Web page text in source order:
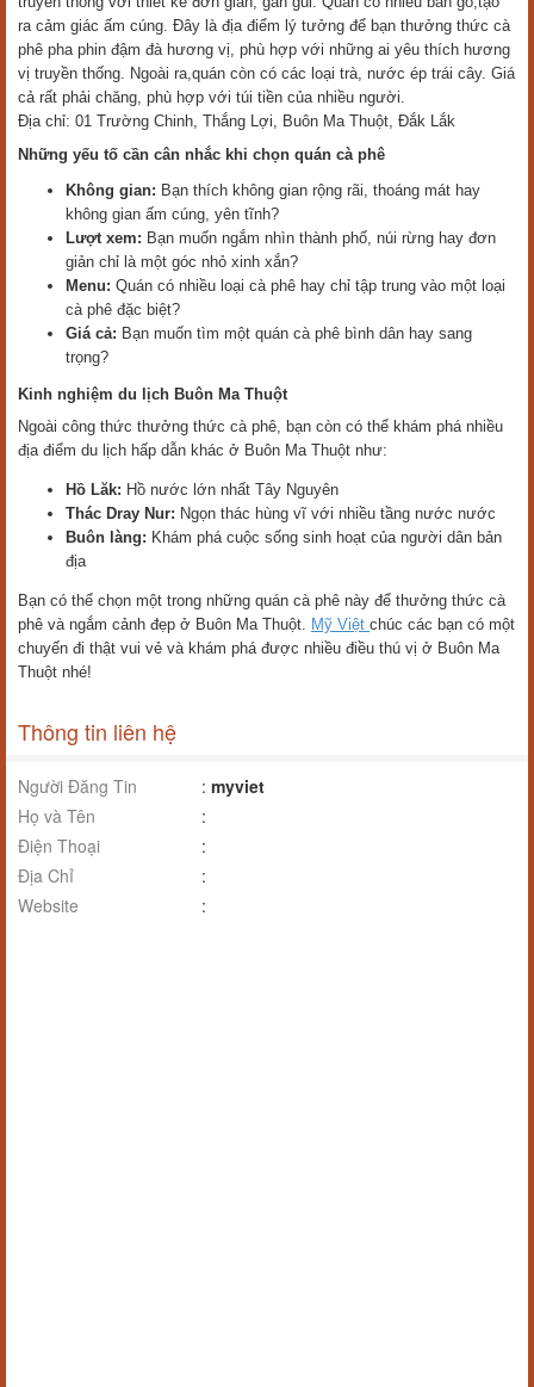
ra cảm giác ấm cúng. Đây là địa điểm lý tưởng để bạn thưởng thức cà
phê pha phin đậm đà hương vị, phù hợp với những ai yêu thích hương
vị truyền thống. Ngoài ra,quán còn có các loại trà, nước ép trái cây. Giá
cả rất phải chăng, phù hợp với túi tiền của nhiều người.
Địa chỉ: 01 Trường Chinh, Thắng Lợi, Buôn Ma Thuột, Đắk Lắk
Những yếu tố cần cân nhắc khi chọn quán cà phê
Không gian: Bạn thích không gian rộng rãi, thoáng mát hay
không gian ấm cúng, yên tĩnh?
Lượt xem: Bạn muốn ngắm nhìn thành phố, núi rừng hay đơn
giản chỉ là một góc nhỏ xinh xắn?
Menu: Quán có nhiều loại cà phê hay chỉ tập trung vào một loại
cà phê đặc biệt?
Giá cả: Bạn muốn tìm một quán cà phê bình dân hay sang
trọng?
Kinh nghiệm du lịch Buôn Ma Thuột
Ngoài công thức thưởng thức cà phê, bạn còn có thể khám phá nhiều
địa điểm du lịch hấp dẫn khác ở Buôn Ma Thuột như:
Hồ Lăk: Hồ nước lớn nhất Tây Nguyên
Thác Dray Nur: Ngọn thác hùng vĩ với nhiều tầng nước nước
Buôn làng: Khám phá cuộc sống sinh hoạt của người dân bản
địa
Bạn có thể chọn một trong những quán cà phê này để thưởng thức cà
phê và ngắm cảnh đẹp ở Buôn Ma Thuột. Mỹ Việt chúc các bạn có một
chuyến đi thật vui vẻ và khám phá được nhiều điều thú vị ở Buôn Ma
Thuột nhé!
Thông tin liên hệ
Người Đăng Tin : myviet
Họ và Tên
:
Điện Thoại
:
Địa Chỉ
:
Website
: